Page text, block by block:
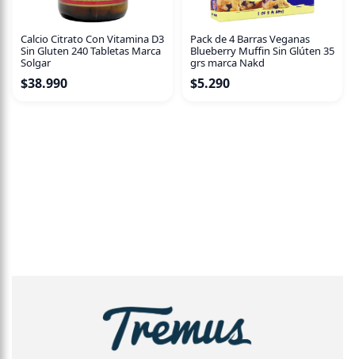
Calcio Citrato Con Vitamina D3
Sin Gluten 240 Tabletas Marca
Solgar
$38.990
Pack de 4 Barras Veganas
Blueberry Muffin Sin Glúten 35
grs marca Nakd
$5.290